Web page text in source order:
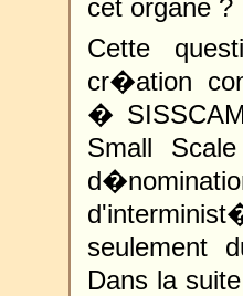
cet organe ?
Cette
cr�ation
�
Small
seulement
Dans la